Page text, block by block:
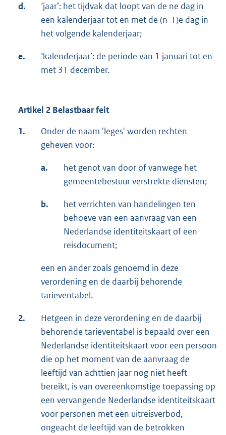
d.
‘jaar’: het tijdvak dat loopt van de ne dag in
een kalenderjaar tot en met de (n-1)e dag in
het volgende kalenderjaar;
e.
‘kalenderjaar’: de periode van 1 januari tot en
met 31 december.
Artikel 2 Belastbaar feit
1.
Onder de naam 'leges' worden rechten
geheven voor:
a.
het genot van door of vanwege het
gemeentebestuur verstrekte diensten;
b.
het verrichten van handelingen ten
behoeve van een aanvraag van een
Nederlandse identiteitskaart of een
reisdocument;
een en ander zoals genoemd in deze
verordening en de daarbij behorende
tarieventabel.
2.
Hetgeen in deze verordening en de daarbij
behorende tarieventabel is bepaald over een
Nederlandse identiteitskaart voor een persoon
die op het moment van de aanvraag de
leeftijd van achttien jaar nog niet heeft
bereikt, is van overeenkomstige toepassing op
een vervangende Nederlandse identiteitskaart
voor personen met een uitreisverbod,
ongeacht de leeftijd van de betrokken